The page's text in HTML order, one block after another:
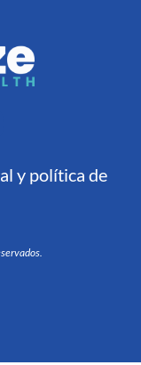
y política de